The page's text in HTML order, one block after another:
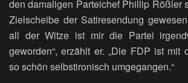
den damaligen Parteichef Phillip Rößler
Zielscheibe der Satiresendung
all der Witze ist mir die Partei
geworden“, erzählt er. „Die FDP ist mit
so schön selbstironisch umgegangen.“